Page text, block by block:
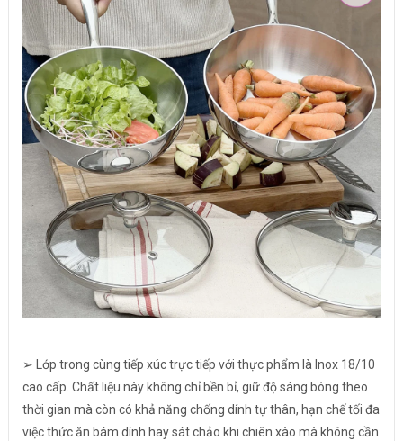
➢ Lớp trong cùng tiếp xúc trực tiếp với thực phẩm là Inox 18/10
cao cấp. Chất liệu này không chỉ bền bỉ, giữ độ sáng bóng theo
thời gian mà còn có khả năng chống dính tự thân, hạn chế tối đa
việc thức ăn bám dính hay sát chảo khi chiên xào mà không cần